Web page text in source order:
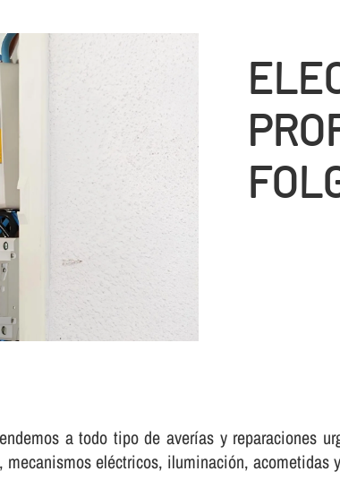
a todo tipo de averí­as y reparaciones
, mecanismos eléctricos, iluminación, acometidas